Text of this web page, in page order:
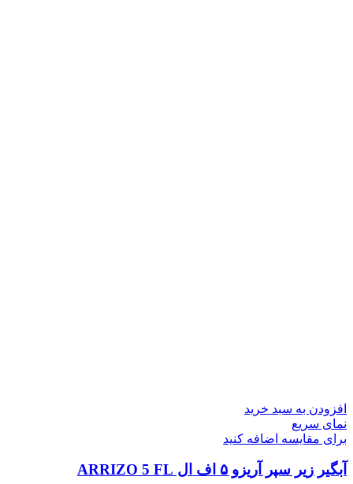
افزودن به سبد خرید
نمای سریع
برای مقایسه اضافه کنید
آبگیر زیر سپر آریزو ۵ اف ال ARRIZO 5 FL